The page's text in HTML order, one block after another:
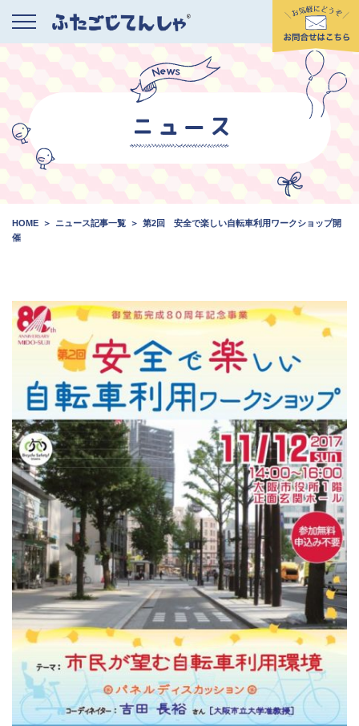
HOME ニュース記事一覧
第2回 安全で楽しい自転車利用ワークショップ開
催